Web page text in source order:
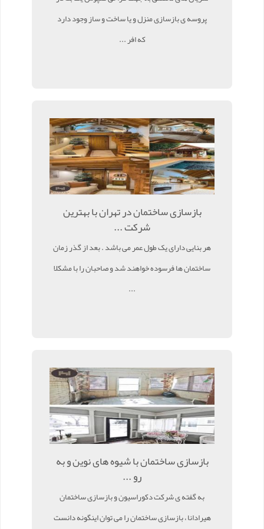
پروسه ی بازسازی منزل و یا ساخت و ساز وجود دارد
که افر ...
بازسازی ساختمان در تهران با بهترین
شرکت ...
هر بنایی دارای یک طول عمر می باشد . بعد از گذر زمان
ساختمان ها فرسوده خواهند شد و صاحبان را با مشکلا
...
بازسازی ساختمان با شیوه های نوین و به
رو ...
به گفته ی شرکت دکوراسیون و بازسازی ساختمان
هیرادانا ، بازسازی ساختمان را می توان اینگونه دانست